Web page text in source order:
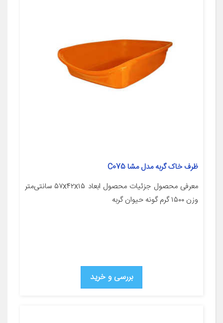
ظرف خاک گربه مدل مشا C075
معرفی محصول جزئیات محصول ابعاد ۵۷x۴۲x۱۵ سانتی‌متر
وزن ۱۵۰۰ گرم گونه حیوان گربه
بررسی و خرید